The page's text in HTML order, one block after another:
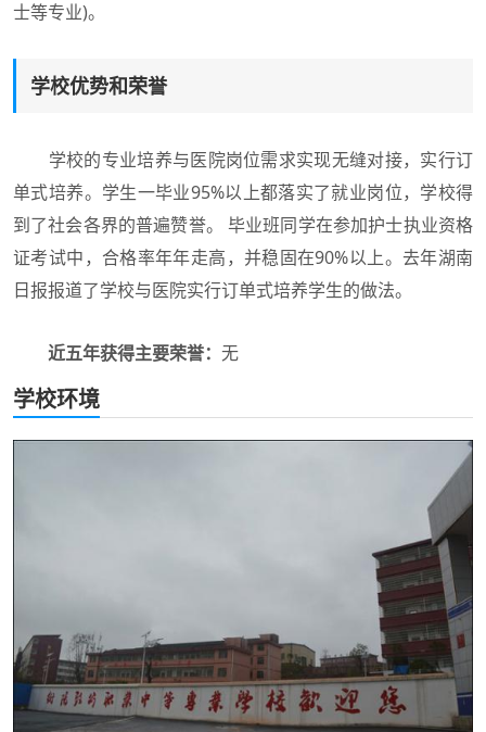
士等专业)。
学校优势和荣誉
学校的专业培养与医院岗位需求实现无缝对接，实行订
单式培养。学生一毕业95%以上都落实了就业岗位，学校得
到了社会各界的普遍赞誉。 毕业班同学在参加护士执业资格
证考试中，合格率年年走高，并稳固在90%以上。去年湖南
日报报道了学校与医院实行订单式培养学生的做法。
近五年获得主要荣誉： 无
学校环境